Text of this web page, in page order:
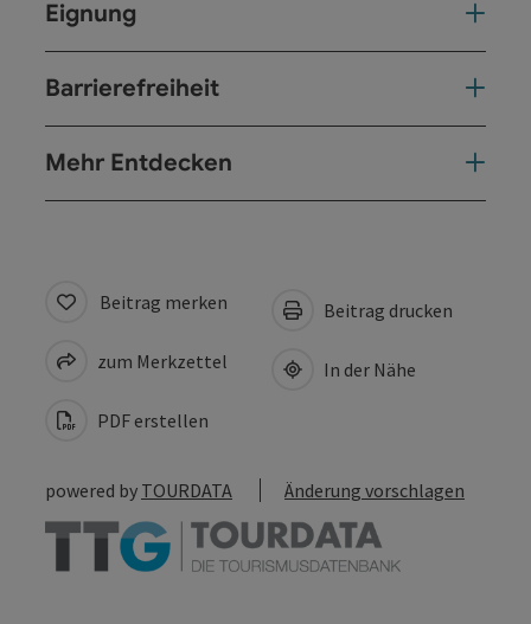
Eignung
Barrierefreiheit
Mehr Entdecken
Beitrag merken
zum Merkzettel
PDF erstellen
Beitrag drucken
In der Nähe
powered by TOURDATA Änderung vorschlagen